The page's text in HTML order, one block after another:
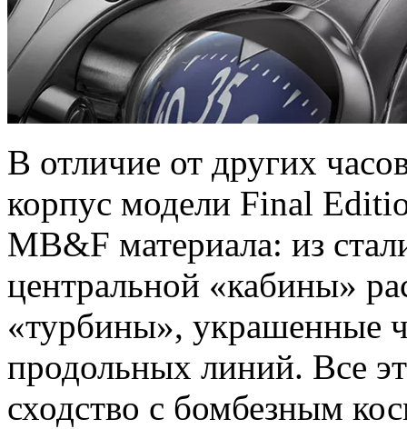
В отличие от других
корпус модели Final
MB&F материала: из
центральной «кабины»
«турбины», украшенные
продольных линий. Все
сходство с бомбезным